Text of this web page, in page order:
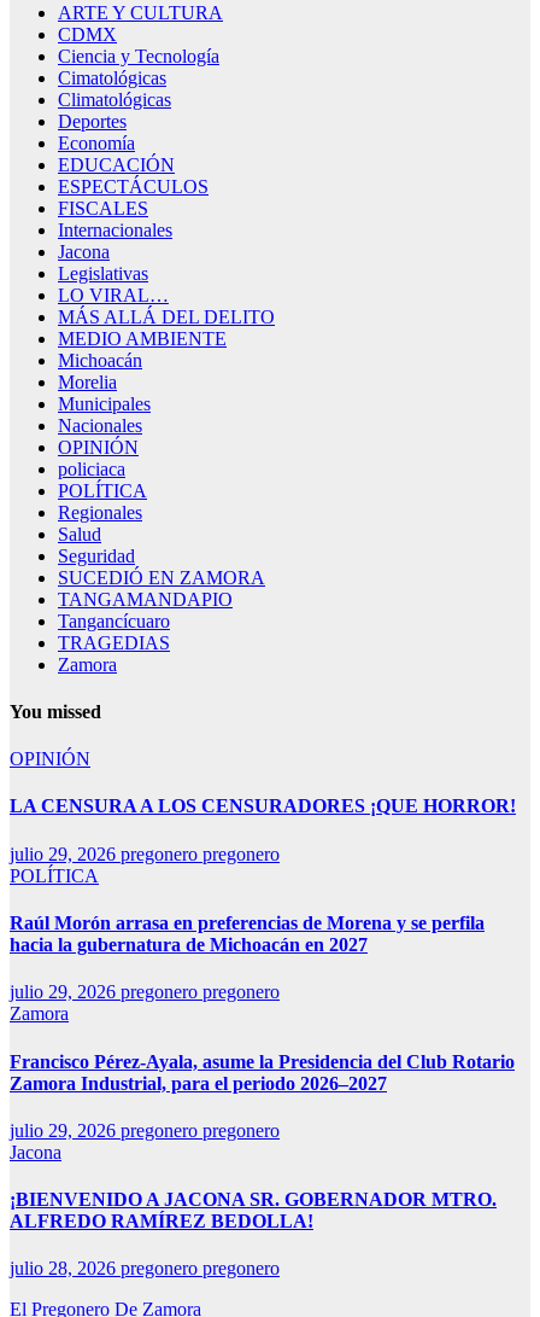
ARTE Y CULTURA
CDMX
Ciencia y Tecnología
Cimatológicas
Climatológicas
Deportes
Economía
EDUCACIÓN
ESPECTÁCULOS
FISCALES
Internacionales
Jacona
Legislativas
LO VIRAL…
MÁS ALLÁ DEL DELITO
MEDIO AMBIENTE
Michoacán
Morelia
Municipales
Nacionales
OPINIÓN
policiaca
POLÍTICA
Regionales
Salud
Seguridad
SUCEDIÓ EN ZAMORA
TANGAMANDAPIO
Tangancícuaro
TRAGEDIAS
Zamora
You missed
OPINIÓN
LA CENSURA A LOS CENSURADORES ¡QUE HORROR!
julio 29, 2026 pregonero pregonero
POLÍTICA
Raúl Morón arrasa en preferencias de Morena y se perfila
hacia la gubernatura de Michoacán en 2027
julio 29, 2026 pregonero pregonero
Zamora
Francisco Pérez-Ayala, asume la Presidencia del Club Rotario
Zamora Industrial, para el periodo 2026–2027
julio 29, 2026 pregonero pregonero
Jacona
¡BIENVENIDO A JACONA SR. GOBERNADOR MTRO.
ALFREDO RAMÍREZ BEDOLLA!
julio 28, 2026 pregonero pregonero
El Pregonero De Zamora